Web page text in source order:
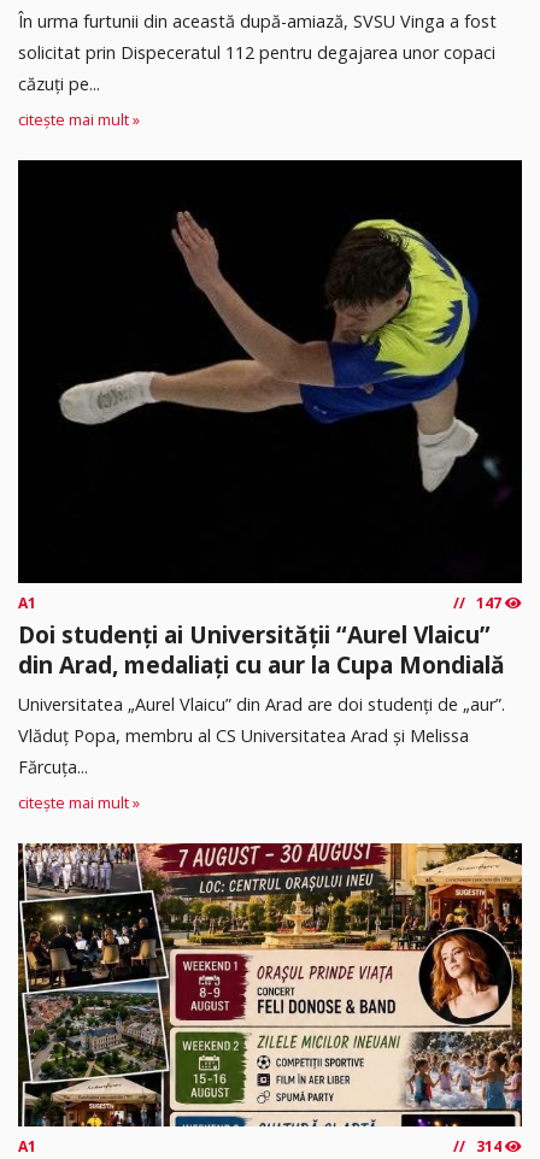
În urma furtunii din această după-amiază, SVSU Vinga a fost
solicitat prin Dispeceratul 112 pentru degajarea unor copaci
căzuți pe...
citește mai mult »
A1 147
Doi studenți ai Universității “Aurel Vlaicu”
din Arad, medaliați cu aur la Cupa Mondială
Universitatea „Aurel Vlaicu” din Arad are doi studenți de „aur”.
Vlăduț Popa, membru al CS Universitatea Arad și Melissa
Fărcuța...
citește mai mult »
A1 314